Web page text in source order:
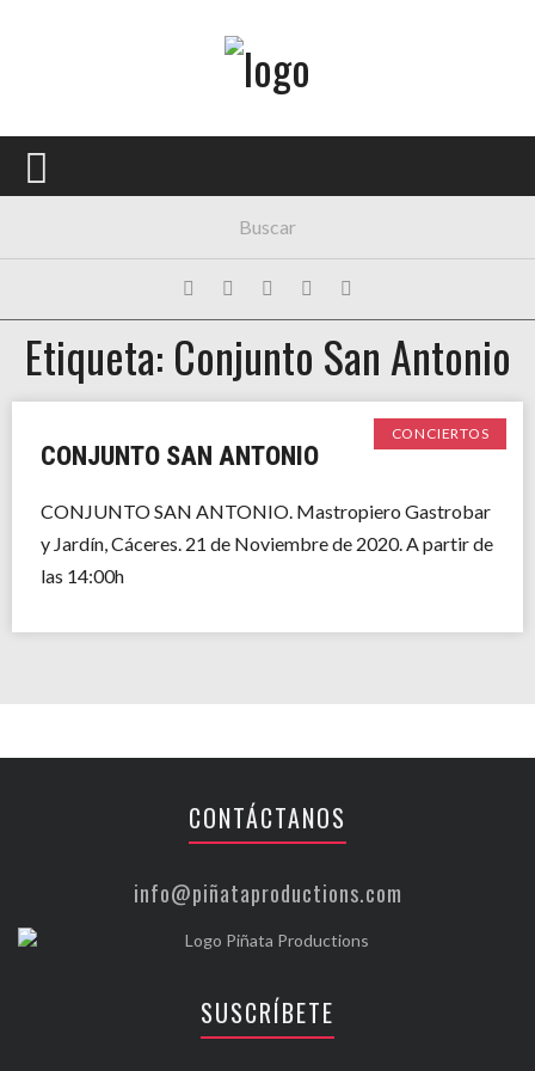
PORTADA
FESTIVALES
EXPOSICIONES
HISTORIAS
Etiqueta: Conjunto San Antonio
CONCIERTOS
CONJUNTO SAN ANTONIO
CONJUNTO SAN ANTONIO. Mastropiero Gastrobar
y Jardín, Cáceres. 21 de Noviembre de 2020. A partir de
las 14:00h
CONTÁCTANOS
info@piñataproductions.com
SUSCRÍBETE